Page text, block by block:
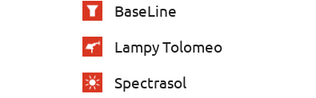
BaseLine
Lampy Tolomeo
Spectrasol